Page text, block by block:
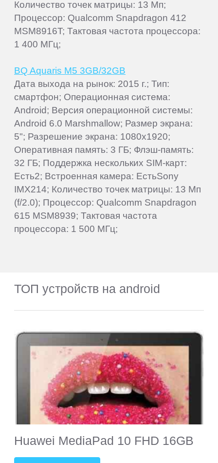
Количество точек матрицы: 13 Мп;
Процессор: Qualcomm Snapdragon 412
MSM8916T; Тактовая частота процессора:
1 400 МГц;
BQ Aquaris M5 3GB/32GB
Дата выхода на рынок: 2015 г.; Тип:
смартфон; Операционная система:
Android; Версия операционной системы:
Android 6.0 Marshmallow; Размер экрана:
5"; Разрешение экрана: 1080x1920;
Оперативная память: 3 ГБ; Флэш-память:
32 ГБ; Поддержка нескольких SIM-карт:
Есть2; Встроенная камера: ЕстьSony
IMX214; Количество точек матрицы: 13 Мп
(f/2.0); Процессор: Qualcomm Snapdragon
615 MSM8939; Тактовая частота
процессора: 1 500 МГц;
ТОП устройств на android
Huawei MediaPad 10 FHD 16GB